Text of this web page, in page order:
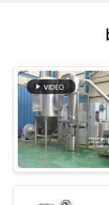
POLICY